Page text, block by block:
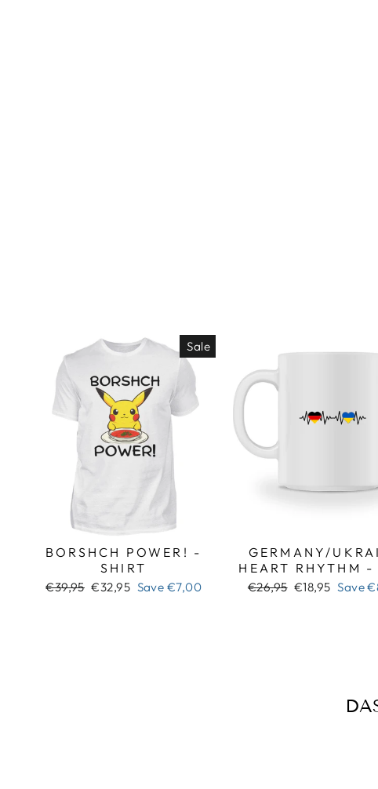
Sale
BORSHCH POWER! -
SHIRT
Regular
€39,95 Sale
€32,95 Save €7,00
GERMANY/
HEART RHYTHM -
Regular
€26,95 Sale
€18,95 Save